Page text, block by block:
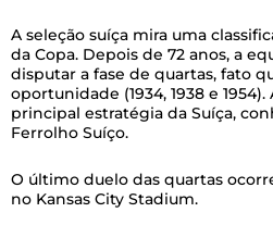
A seleção suíça mira uma
da Copa. Depois de 72 anos, a
disputar a fase de quartas, fato
oportunidade (1934, 1938 e
principal estratégia da Suíça,
Ferrolho Suíço.
O último duelo das quartas
no Kansas City Stadium.